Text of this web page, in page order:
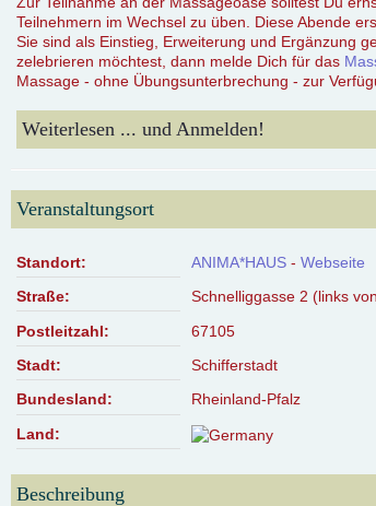
Teilnehmern im Wechsel zu üben. Diese Abende
Sie sind als Einstieg, Erweiterung und Ergänzung
zelebrieren möchtest, dann melde Dich für das
Massage - ohne Übungsunterbrechung - zur
Weiterlesen ... und Anmelden!
Veranstaltungsort
Standort: ANIMA*HAUS - Webseite
Straße:
Schnelliggasse 2 (links
Postleitzahl:
67105
Stadt:
Schifferstadt
Bundesland:
Rheinland-Pfalz
Land:
Beschreibung